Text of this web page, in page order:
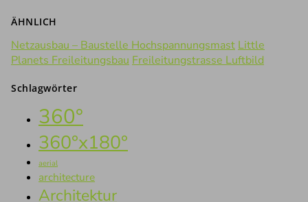
ÄHNLICH
Netzausbau – Baustelle Hochspannungsmast Little
Planets Freileitungsbau Freileitungstrasse Luftbild
Schlagwörter
360°
360°x180°
aerial
architecture
Architektur